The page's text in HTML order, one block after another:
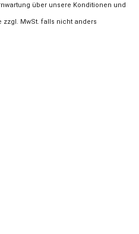
über unsere Konditionen und
zzgl. MwSt. falls nicht anders